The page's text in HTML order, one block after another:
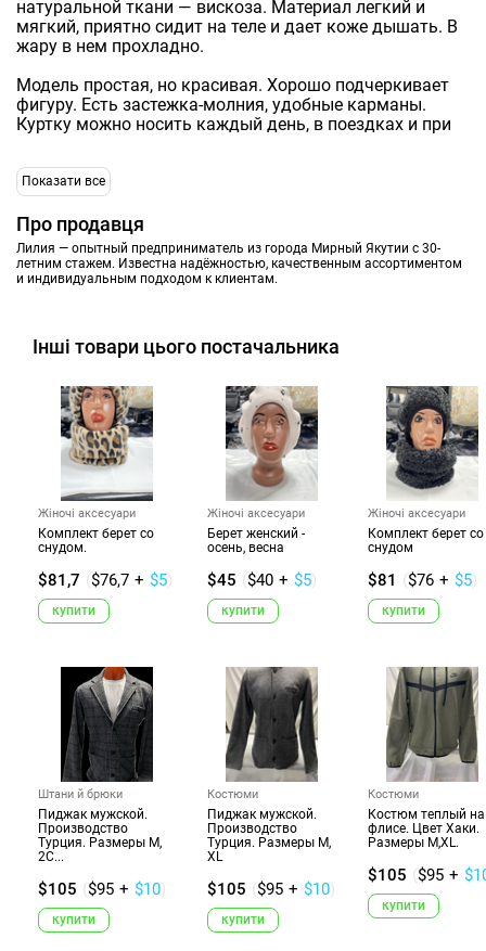
натуральной ткани — вискоза. Материал легкий и
мягкий, приятно сидит на теле и дает коже дышать. В
жару в нем прохладно.
Модель простая, но красивая. Хорошо подчеркивает
фигуру. Есть застежка-молния, удобные карманы.
Куртку можно носить каждый день, в поездках и при
Показати все
Про продавця
Лилия — опытный предприниматель из города Мирный Якутии с 30-
летним стажем. Известна надёжностью, качественным ассортиментом
и индивидуальным подходом к клиентам.
Інші товари цього постачальника
Жіночі аксесуари
Комплект берет со
снудом.
$81,7 ($76,7 + $5)
купити
Жіночі аксесуари
Берет женский -
осень, весна
$45 ($40 + $5)
купити
Жіночі аксесуари
Комплект берет со
снудом
$81 ($76 + $5)
купити
Штани й брюки
Пиджак мужской.
Производство
Турция. Размеры M,
2C...
$105 ($95 + $10)
купити
Костюми
Пиджак мужской.
Производство
Турция. Размеры M,
XL
$105 ($95 + $10)
купити
Костюми
Костюм теплый на
флисе. Цвет Хаки.
Размеры M,XL.
$105 ($95 +
купити